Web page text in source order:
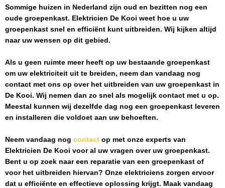
Sommige huizen in Nederland zijn oud en bezitten nog een
oude groepenkast. Elektricien De Kooi weet hoe u uw
groepenkast snel en efficiënt kunt uitbreiden. Wij kijken altijd
naar uw wensen op dit gebied.
Als u geen ruimte meer heeft op uw bestaande groepenkast
om uw elektriciteit uit te breiden, neem dan vandaag nog
contact met ons op over het uitbreiden van uw groepenkast in
De Kooi. Wij nemen dan zo snel als mogelijk contact met u op.
Meestal kunnen wij dezelfde dag nog een groepenkast leveren
en installeren die voldoet aan uw behoeften.
Neem vandaag nog contact op met onze experts van
Elektricien De Kooi voor al uw vragen over uw groepenkast.
Bent u op zoek naar een reparatie van een groepenkast of
voor het uitbreiden hiervan? Onze elektriciens zorgen ervoor
dat u efficiënte en effectieve oplossing krijgt. Maak vandaag